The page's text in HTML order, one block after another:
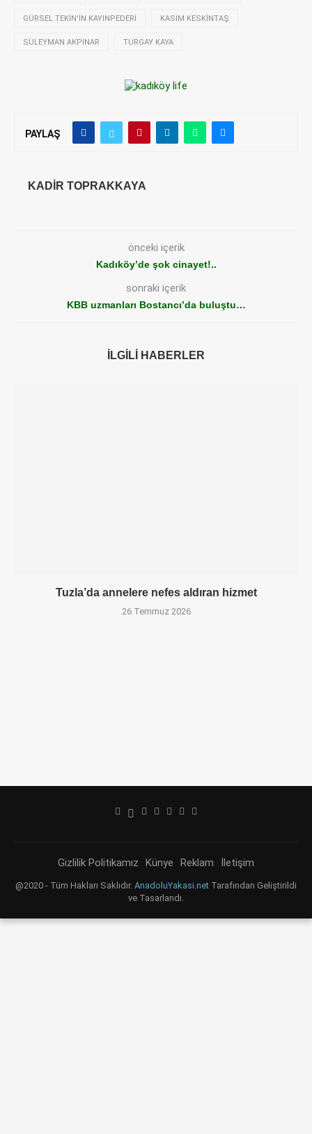
GÜRSEL TEKIN'IN KAYINPEDERI KASIM KESKINTAŞ
SÜLEYMAN AKPINAR TURGAY KAYA
PAYLAŞ
KADIR TOPRAKKAYA
önceki içerik
Kadıköy’de şok cinayet!..
sonraki içerik
KBB uzmanları Bostancı’da buluştu…
İLGILI HABERLER
Tuzla’da annelere nefes aldıran hizmet
26 Temmuz 2026
Gizlilik Politikamız Künye Reklam İletişim
@2020 - Tüm Hakları Saklıdır. AnadoluYakasi.net Tarafından Geliştirildi
ve Tasarlandı.